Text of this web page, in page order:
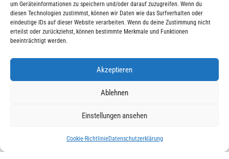
um Geräteinformationen zu speichern und/oder darauf zuzugreifen. Wenn du
diesen Technologien zustimmst, können wir Daten wie das Surfverhalten oder
eindeutige IDs auf dieser Website verarbeiten. Wenn du deine Zustimmung nicht
erteilst oder zurückziehst, können bestimmte Merkmale und Funktionen
beeinträchtigt werden.
Akzeptieren
Ablehnen
Einstellungen ansehen
Cookie-RichtlinieDatenschutzerklärung
Urheberrechtliche Hinweise
Fotos+Texte:
Stefanie & Jan-Peter Dohrendorf
Datenschutzerklärung
Bedingungen
Hausordnung "Haus Peter"